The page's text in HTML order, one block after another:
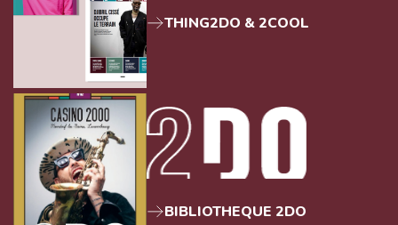
THING2DO & 2COOL
BIBLIOTHEQUE 2DO